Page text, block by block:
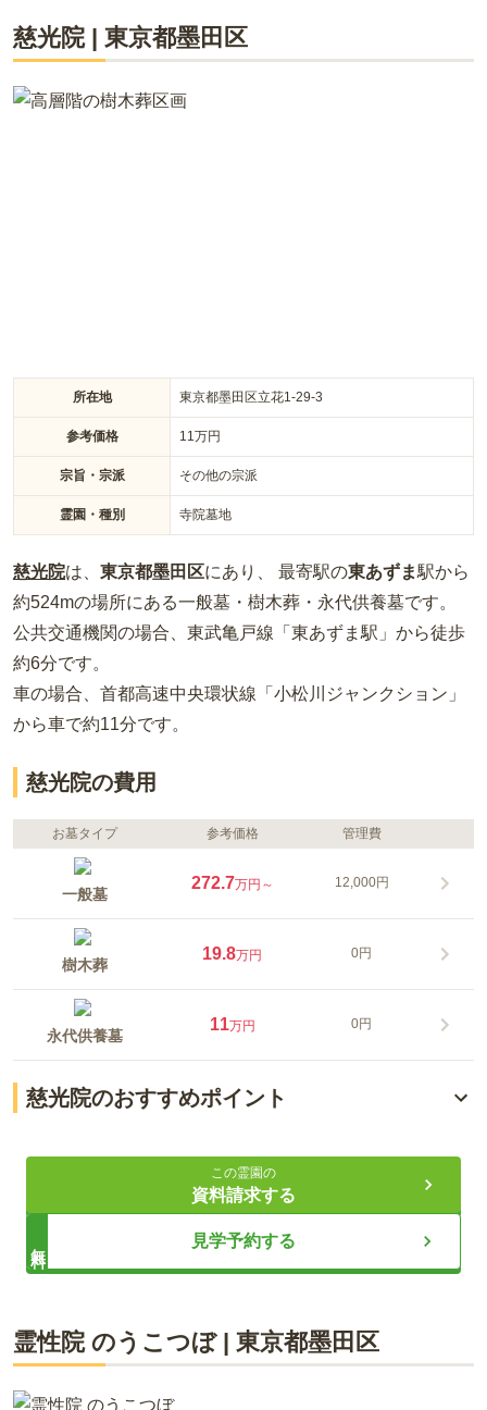
いける場所。」というコンセプトを元に、快適で安全な祈りの
空間を持つ納骨堂です。駅から近く、宗旨宗派不問でペットの
納骨も受け付けており、幅広い人にご利用いただけます。生前
の申し込み可能で、納骨するまでは護持費がかからないのも魅
慈光院| 東京都墨田区
所在地 東京都墨田区立花1-29-3
参考価格 11 万円
宗旨・宗派 その他の宗派
霊園・種別 寺院墓地
慈光院は、 東京都墨田区にあり、 最寄駅の東あずま駅から
約524mの場所にある一般墓・樹木葬・永代供養墓です。
公共交通機関の場合 、東武亀戸線「東あずま駅」から徒歩
約6分です。
車の場合 、首都高速中央環状線「小松川ジャンクション」
から車で約11分です。
慈光院の費用
お墓タイプ 参考価格 管理費
一般墓
272.7万円～ 12,000円
樹木葬
19.8万円 0円
永代供養墓
11万円 0円
慈光院のおすすめポイント
ご好評につき第2期区画オープン
「東あずま駅」から徒歩約6分
宗旨宗派不問で維持費も不要
慈光院は、墨田区立花にある曹洞宗のお寺です。東武亀戸線の
この霊園の
資料請求する
見学予約する
霊性院 のうこつぼ| 東京都墨田区